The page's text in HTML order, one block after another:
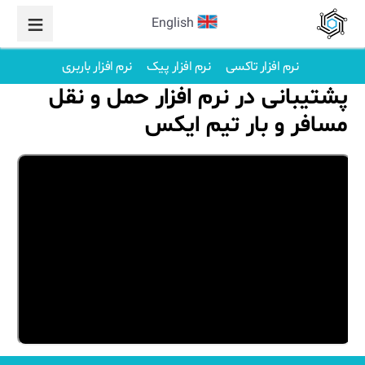
English
نرم افزار تاکسی نرم افزار پیک نرم افزار باربری
پشتیبانی در نرم افزار حمل و نقل
مسافر و بار تیم ایکس